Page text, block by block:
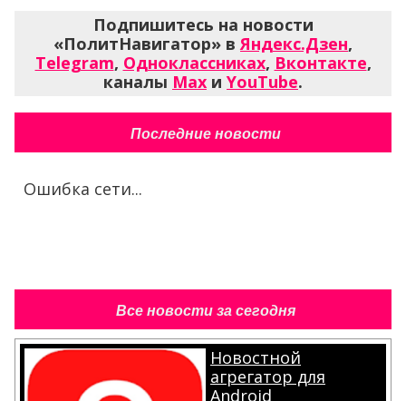
Подпишитесь на новости
«ПолитНавигатор» вЯндекс.Дзен,
Telegram, Одноклассниках, Вконтакте,
каналы Max и YouTube.
Последние новости
Ошибка сети...
Все новости за сегодня
Новостной
агрегатор для
Android